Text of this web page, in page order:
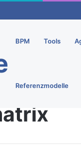
– Ein
BPM Tools
Referenzmodelle